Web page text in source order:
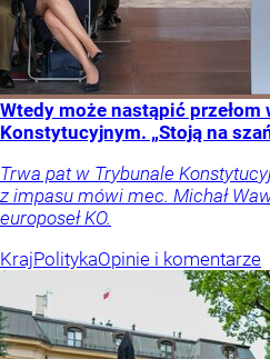
Wtedy może nastąpić przełom
Konstytucyjnym. „Stoją na
Trwa pat w Trybunale
z impasu mówi mec. Michał
europoseł KO.
KrajPolitykaOpinie i komentarze